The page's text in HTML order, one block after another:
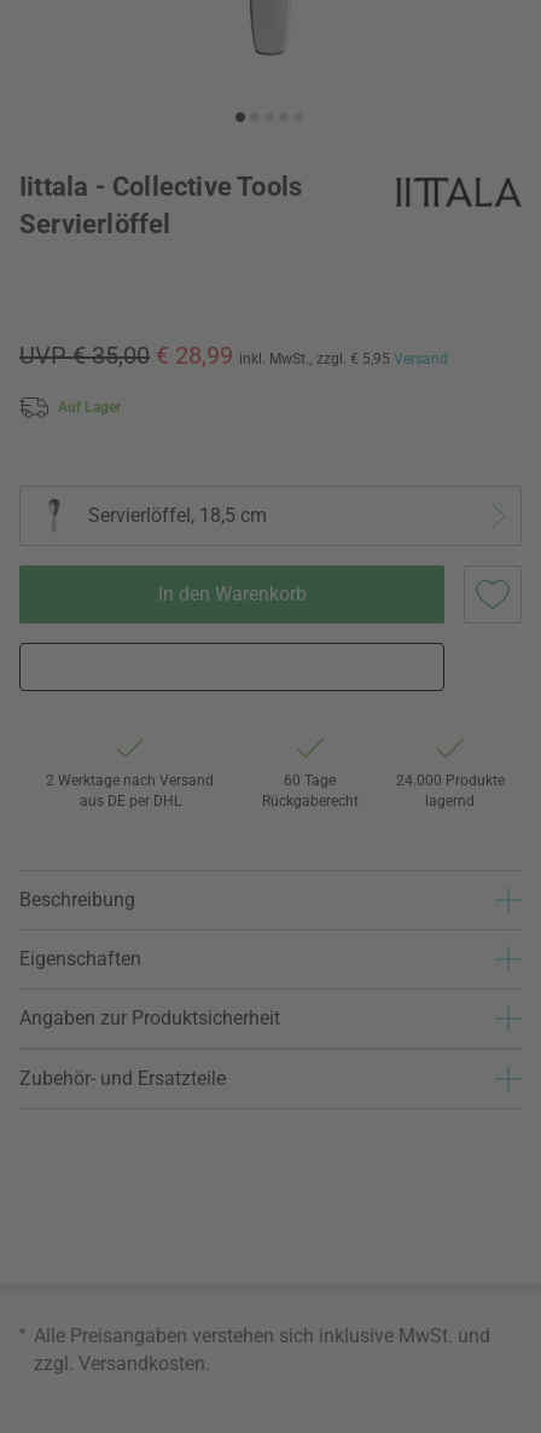
Iittala - Collective Tools
Servierlöffel
UVP € 35,00 € 28,99 inkl. MwSt., zzgl. € 5,95 Versand
Auf Lager
Servierlöffel, 18,5 cm
In den Warenkorb
2 Werktage nach Versand
aus DE per DHL
60 Tage
Rückgaberecht
24.000 Produkte
lagernd
Beschreibung
Eigenschaften
Angaben zur Produktsicherheit
Zubehör- und Ersatzteile
* Alle Preisangaben verstehen sich inklusive MwSt. und
zzgl. Versandkosten